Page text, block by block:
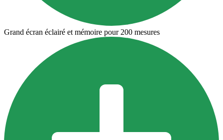
Grand écran éclairé et mémoire pour 200 mesures